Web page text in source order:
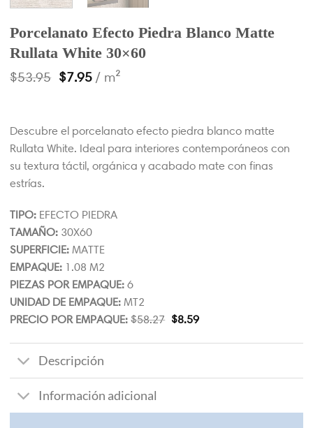
Porcelanato Efecto Piedra Blanco Matte
Rullata White 30×60
$53.95 $7.95 / m²
Descubre el porcelanato efecto piedra blanco matte
Rullata White. Ideal para interiores contemporáneos con
su textura táctil, orgánica y acabado mate con finas
estrías.
TIPO: EFECTO PIEDRA
TAMAÑO: 30X60
SUPERFICIE: MATTE
EMPAQUE: 1.08 M2
PIEZAS POR EMPAQUE: 6
UNIDAD DE EMPAQUE: MT2
PRECIO POR EMPAQUE: $58.27 $8.59
Descripción
Información adicional